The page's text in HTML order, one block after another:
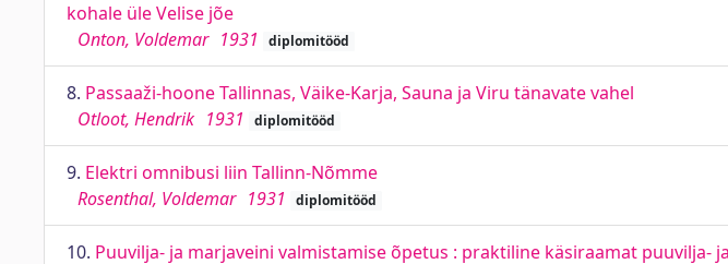
kohale üle Velise jõe
Onton, Voldemar 1931 diplomitööd
8. Passaaži-hoone Tallinnas, Väike-Karja, Sauna ja Viru tänavate vahel
Otloot, Hendrik 1931 diplomitööd
9. Elektri omnibusi liin Tallinn-Nõmme
Rosenthal, Voldemar 1931 diplomitööd
10. Puuvilja- ja marjaveini valmistamise õpetus : praktiline käsiraamat puuvilja-